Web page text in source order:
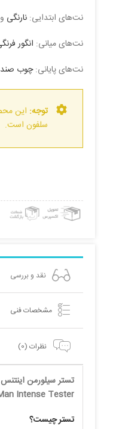
نت‌های ابتدایی: نارنگی و
نت‌های میانی: انگور
نت‌های پایانی:چوب
توجه: این
سلفون است.
نقد و بررسی
مشخصات فنی
نظرات (0)
Intense Tester)
تستر چیست؟